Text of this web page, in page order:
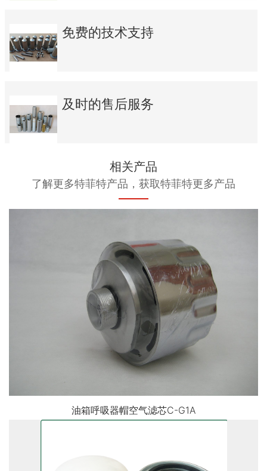
免费的技术支持
及时的售后服务
相关产品
了解更多特菲特产品，获取特菲特更多产品
油箱呼吸器帽空气滤芯C-G1A